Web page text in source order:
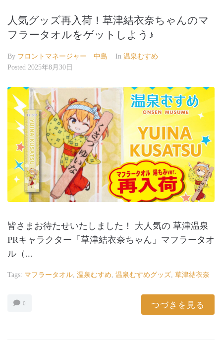
人気グッズ再入荷！草津結衣奈ちゃんのマ
フラータオルをゲットしよう♪
By フロントマネージャー 中島 In 温泉むすめ
Posted 2025年8月30日
皆さまお待たせいたしました！ 大人気の 草津温泉
PRキャラクター「草津結衣奈ちゃん」マフラータオ
ル（...
Tags: マフラータオル 温泉むすめ 温泉むすめグッズ 草津結衣奈
0 つづきを見る